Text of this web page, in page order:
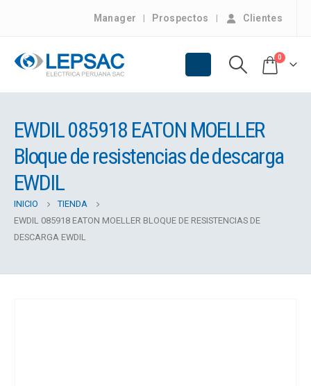
Manager Prospectos Clientes
0
EWDIL 085918 EATON MOELLER
Bloque de resistencias de descarga
EWDIL
INICIO
TIENDA
EWDIL 085918 EATON MOELLER BLOQUE DE RESISTENCIAS DE
DESCARGA EWDIL